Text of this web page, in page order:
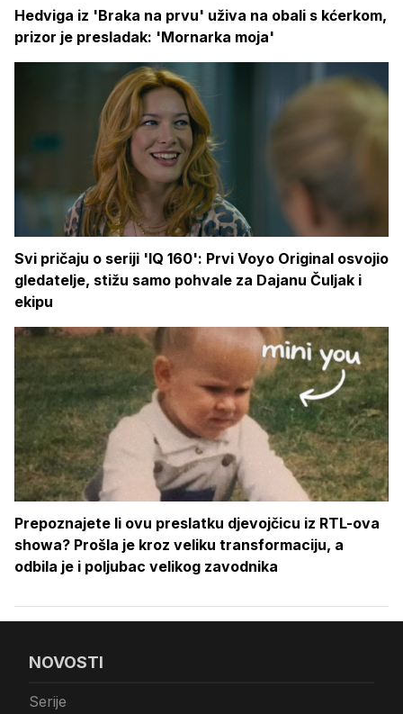
Hedviga iz 'Braka na prvu' uživa na obali s kćerkom,
prizor je presladak: 'Mornarka moja'
Svi pričaju o seriji 'IQ 160': Prvi Voyo Original osvojio
gledatelje, stižu samo pohvale za Dajanu Čuljak i
ekipu
Prepoznajete li ovu preslatku djevojčicu iz RTL-ova
showa? Prošla je kroz veliku transformaciju, a
odbila je i poljubac velikog zavodnika
NOVOSTI
Serije